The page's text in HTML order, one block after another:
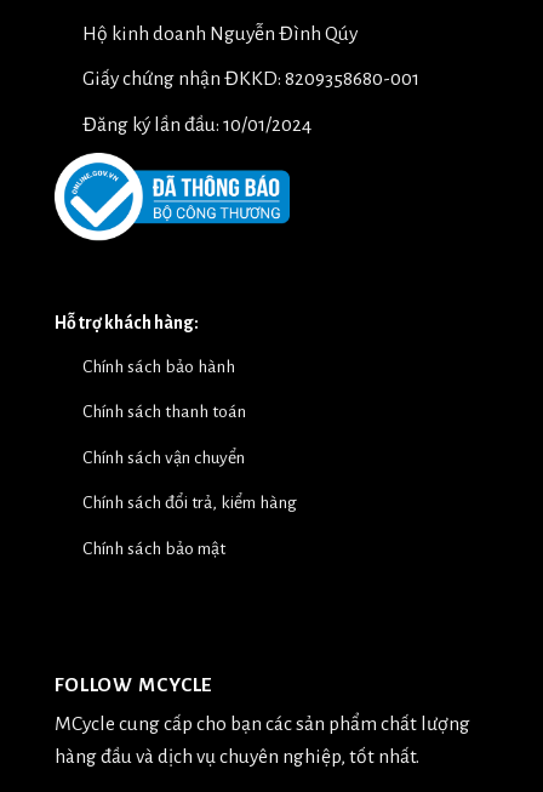
Hộ kinh doanh Nguyễn Đình Qúy
Giấy chứng nhận ĐKKD: 8209358680-001
Đăng ký lần đầu: 10/01/2024
Hỗ trợ khách hàng:
Chính sách bảo hành
Chính sách thanh toán
Chính sách vận chuyển
Chính sách đổi trả, kiểm hàng
Chính sách bảo mật
FOLLOW MCYCLE
MCycle cung cấp cho bạn các sản phẩm chất lượng
hàng đầu và dịch vụ chuyên nghiệp, tốt nhất.